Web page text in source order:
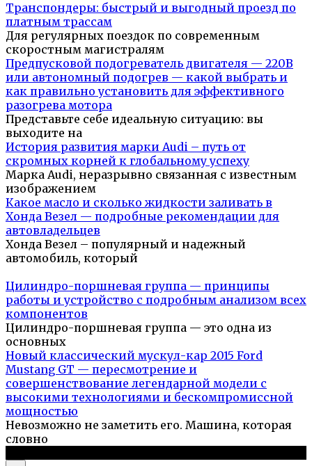
Транспондеры: быстрый и выгодный проезд по
платным трассам
Для регулярных поездок по современным
скоростным магистралям
Предпусковой подогреватель двигателя — 220В
или автономный подогрев — какой выбрать и
как правильно установить для эффективного
разогрева мотора
Представьте себе идеальную ситуацию: вы
выходите на
История развития марки Audi – путь от
скромных корней к глобальному успеху
Марка Audi, неразрывно связанная с известным
изображением
Какое масло и сколько жидкости заливать в
Хонда Везел — подробные рекомендации для
автовладельцев
Хонда Везел – популярный и надежный
автомобиль, который
Цилиндро-поршневая группа — принципы
работы и устройство с подробным анализом всех
компонентов
Цилиндро-поршневая группа — это одна из
основных
Новый классический мускул-кар 2015 Ford
Mustang GT — пересмотрение и
совершенствование легендарной модели с
высокими технологиями и бескомпромиссной
мощностью
Невозможно не заметить его. Машина, которая
словно